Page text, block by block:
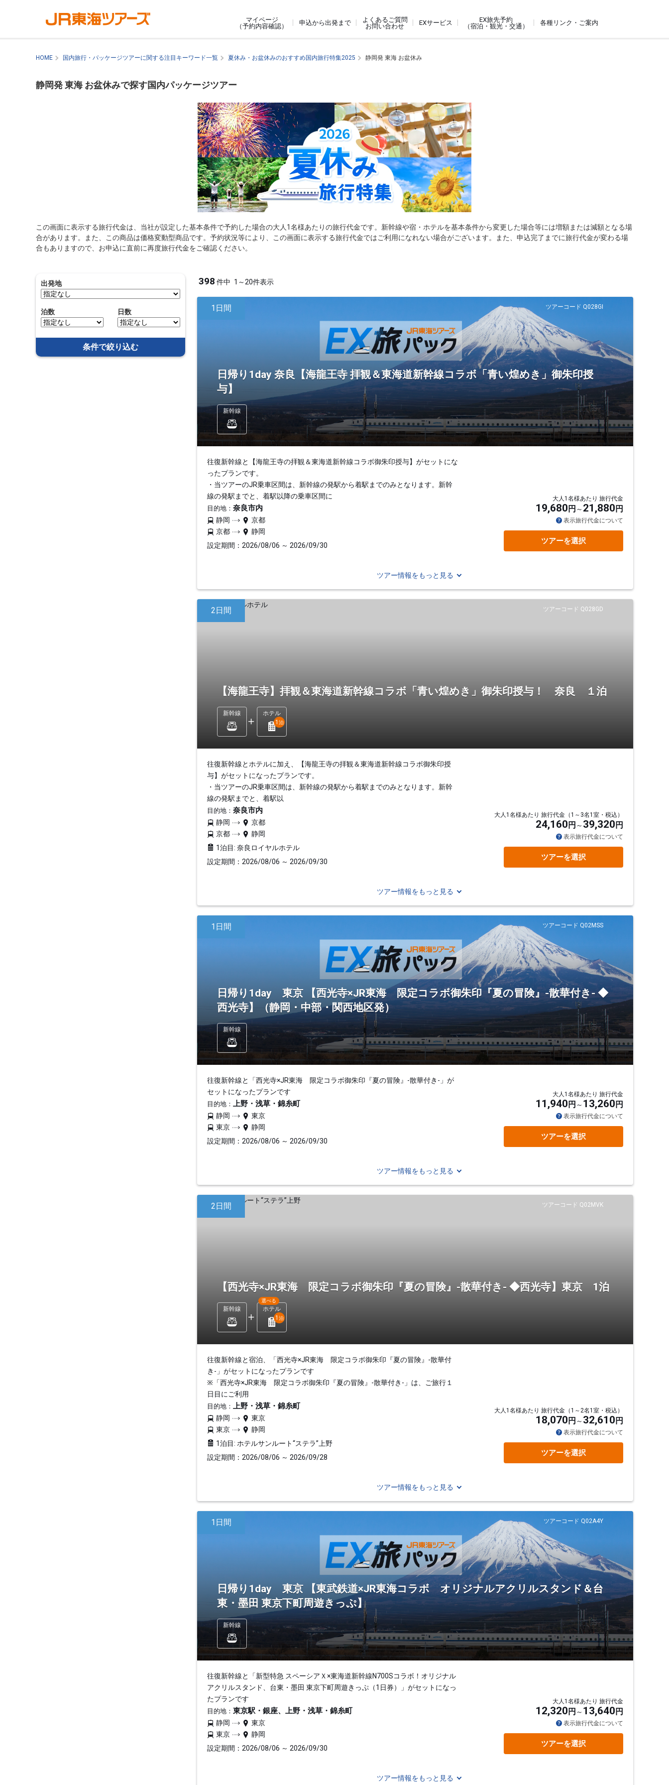
マイページ
（予約内容確認）
申込から出発まで
よくあるご質問
お問い合わせ
EXサービス
EX旅先予約
（宿泊・観光・交通）
各種リンク・ご案内
HOME 国内旅行・パッケージツアーに関する注目キーワード一覧 夏休み・お盆休みのおすすめ国内旅行特集2025 静岡発 東海 お盆休み
静岡発 東海 お盆休みで探す国内パッケージツアー
この画面に表示する旅行代金は、当社が設定した基本条件で予約した場合の大人1名様あたりの旅行代金です。新幹線や宿・ホテルを基本条件から変更した場合等には増額または減額となる場
合があります。また、この商品は価格変動型商品です。予約状況等により、この画面に表示する旅行代金ではご利用になれない場合がございます。また、申込完了までに旅行代金が変わる場
合もありますので、お申込に直前に再度旅行代金をご確認ください。
出発地
泊数 日数
条件で絞り込む
398 件中 1～20件表示
ツアーコード Q028GI
1日間
日帰り1day 奈良【海龍王寺 拝観＆東海道新幹線コラボ「青い煌めき」御朱印授
与】
新幹線
往復新幹線と【海龍王寺の拝観＆東海道新幹線コラボ御朱印授与】がセットにな
ったプランです。
・当ツアーのJR乗車区間は、新幹線の発駅から着駅までのみとなります。新幹
線の発駅までと、着駅以降の乗車区間に
目的地： 奈良市内
静岡
京都
京都
静岡
設定期間：2026/08/06 ～ 2026/09/30
大人1名様あたり 旅行代金
19,680 円 21,880 円
表示旅行代金について
ツアーを選択
ツアー情報をもっと見る
ツアーコード Q028GD
2日間
【海龍王寺】拝観＆東海道新幹線コラボ「青い煌めき」御朱印授与！ 奈良 １泊
新幹線
ホテル
1 泊
往復新幹線とホテルに加え、【海龍王寺の拝観＆東海道新幹線コラボ御朱印授
与】がセットになったプランです。
・当ツアーのJR乗車区間は、新幹線の発駅から着駅までのみとなります。新幹
線の発駅までと、着駅以
目的地： 奈良市内
静岡
京都
京都
静岡
1泊目: 奈良ロイヤルホテル
設定期間：2026/08/06 ～ 2026/09/30
大人1名様あたり 旅行代金（1～3名1室・税込）
24,160 円 39,320 円
表示旅行代金について
ツアーを選択
ツアー情報をもっと見る
ツアーコード Q02MSS
1日間
日帰り1day 東京 【西光寺×JR東海 限定コラボ御朱印『夏の冒険』-散華付き- ◆
西光寺】（静岡・中部・関西地区発）
新幹線
往復新幹線と「西光寺×JR東海 限定コラボ御朱印『夏の冒険』-散華付き-」が
セットになったプランです
目的地： 上野・浅草・錦糸町
静岡
東京
東京
静岡
設定期間：2026/08/06 ～ 2026/09/30
大人1名様あたり 旅行代金
11,940 円 13,260 円
表示旅行代金について
ツアーを選択
ツアー情報をもっと見る
ツアーコード Q02MVK
2日間
【西光寺×JR東海 限定コラボ御朱印『夏の冒険』-散華付き- ◆西光寺】東京 1泊
新幹線 ホテル
選べる
1 泊
往復新幹線と宿泊、「西光寺×JR東海 限定コラボ御朱印『夏の冒険』-散華付
き-」がセットになったプランです
※「西光寺×JR東海 限定コラボ御朱印『夏の冒険』-散華付き-」は、ご旅行１
日目にご利用
目的地： 上野・浅草・錦糸町
静岡
東京
東京
静岡
1泊目: ホテルサンルート“ステラ”上野
設定期間：2026/08/06 ～ 2026/09/28
大人1名様あたり 旅行代金（1～2名1室・税込）
18,070 円 32,610 円
表示旅行代金について
ツアーを選択
ツアー情報をもっと見る
ツアーコード Q02A4Y
1日間
日帰り1day 東京 【東武鉄道×JR東海コラボ オリジナルアクリルスタンド＆台
東・墨田 東京下町周遊きっぷ】
新幹線
往復新幹線と「新型特急 スペーシアＸ×東海道新幹線N700Sコラボ！オリジナル
アクリルスタンド、台東・墨田 東京下町周遊きっぷ（1日券）」がセットになっ
たプランです
目的地： 東京駅・銀座、上野・浅草・錦糸町
静岡
東京
東京
静岡
設定期間：2026/08/06 ～ 2026/09/30
大人1名様あたり 旅行代金
12,320 円 13,640 円
表示旅行代金について
ツアーを選択
ツアー情報をもっと見る